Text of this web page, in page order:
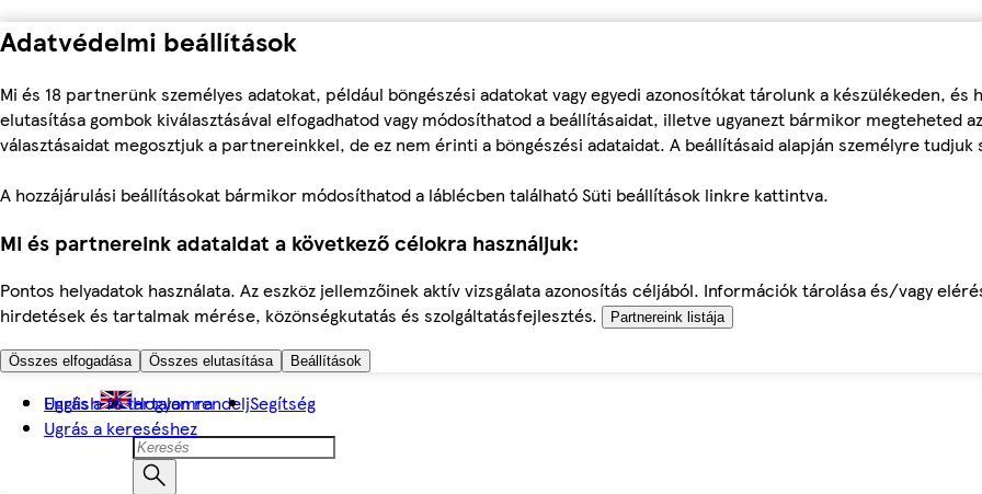
Adatvédelmi beállítások
Mi és 18 partnerünk személyes adatokat, például böngészési adatokat vagy egyedi azonosítókat tárolunk a készülékeden, és
elutasítása gombok kiválasztásával elfogadhatod vagy módosíthatod a beállításaidat, illetve ugyanezt bármikor megteheted az
választásaidat megosztjuk a partnereinkkel, de ez nem érinti a böngészési adataidat. A beállításaid alapján személyre tudjuk
A hozzájárulási beállításokat bármikor módosíthatod a láblécben található Süti beállítások linkre kattintva.
Mi és partnereink adataidat a következő célokra használjuk:
Pontos helyadatok használata. Az eszköz jellemzőinek aktív vizsgálata azonosítás céljából. Információk tárolása és/vagy
hirdetések és tartalmak mérése, közönségkutatás és szolgáltatásfejlesztés.
Partnereink listája
Összes elfogadása Összes elutasítása Beállítások
Ugrás a fő tartalomra
Ugrás a kereséshez
English Hogyan rendeljSegítség